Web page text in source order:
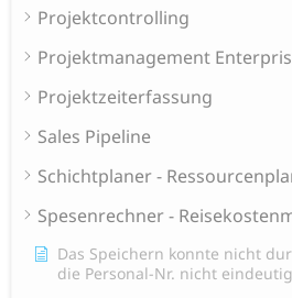
Projektcontrolling
Projektmanagement
Projektzeiterfassung
Sales Pipeline
Schichtplaner -
Spesenrechner -
Das Speichern konnte nicht
die Personal-Nr. nicht